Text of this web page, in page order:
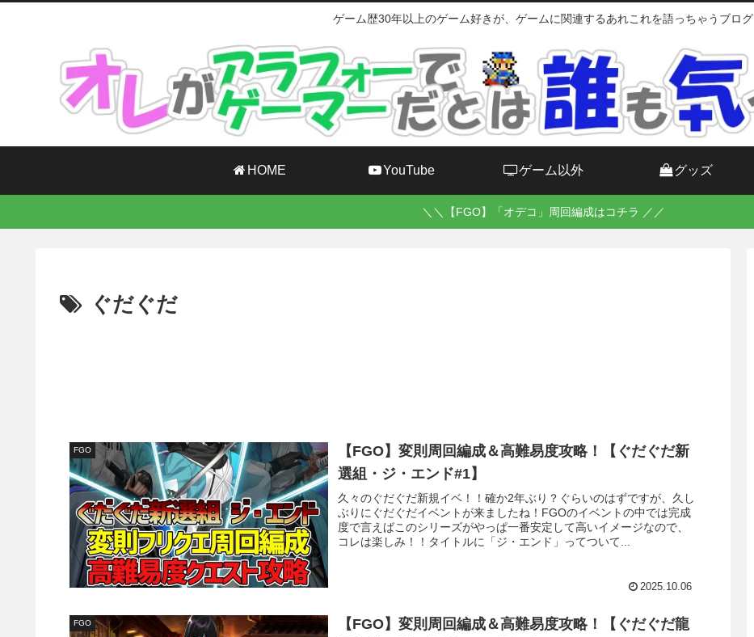
ゲーム歴30年以上のゲーム好きが、ゲームに関連するあれこれを語っちゃうブログ
HOME YouTube ゲーム以外 グッズ
＼＼【FGO】「オデコ」周回編成はコチラ ／／
ぐだぐだ
FGO
【FGO】変則周回編成＆高難易度攻略！【ぐだぐだ新
選組・ジ・エンド#1】
久々のぐだぐだ新規イベ！！確か2年ぶり？ぐらいのはずですが、久し
ぶりにぐだぐだイベントが来ましたね！FGOのイベントの中では完成
度で言えばこのシリーズがやっぱ一番安定して高いイメージなので、
コレは楽しみ！！タイトルに「ジ・エンド」ってついて...
2025.10.06
FGO
【FGO】変則周回編成＆高難易度攻略！【ぐだぐだ龍